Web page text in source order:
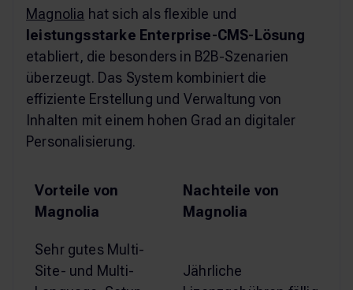
Magnolia hat sich als flexible und
leistungsstarke Enterprise-CMS-Lösung
etabliert, die besonders in B2B-Szenarien
überzeugt. Das System kombiniert die
effiziente Erstellung und Verwaltung von
Inhalten mit einem hohen Grad an digitaler
Personalisierung.
Vorteile von
Magnolia
Nachteile von
Magnolia
Sehr gutes Multi-
Site- und Multi-
Jährliche